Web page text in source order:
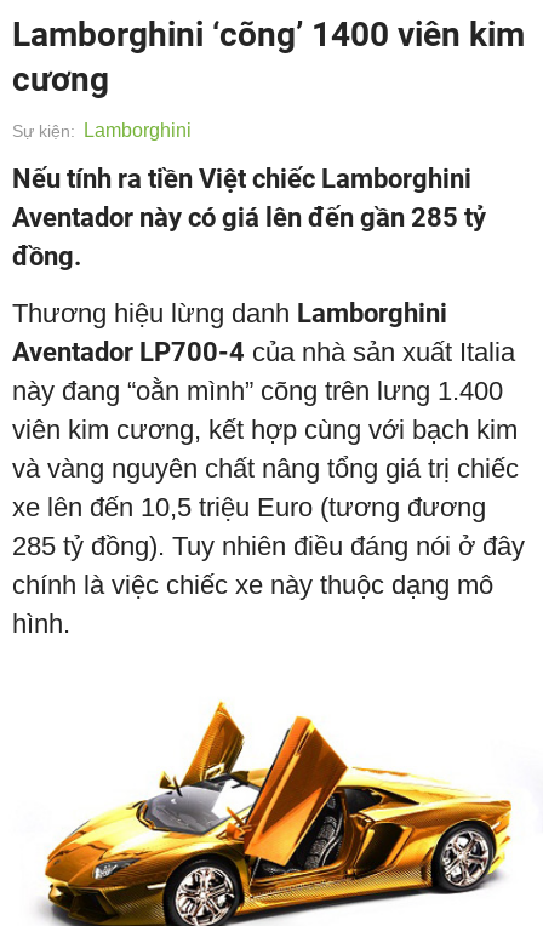
Lamborghini ‘cõng’ 1400 viên kim
cương
Sự kiện: Lamborghini
Nếu tính ra tiền Việt chiếc Lamborghini
Aventador này có giá lên đến gần 285 tỷ
đồng.
Thương hiệu lừng danh Lamborghini
Aventador LP700-4 của nhà sản xuất Italia
này đang “oằn mình” cõng trên lưng 1.400
viên kim cương, kết hợp cùng với bạch kim
và vàng nguyên chất nâng tổng giá trị chiếc
xe lên đến 10,5 triệu Euro (tương đương
285 tỷ đồng). Tuy nhiên điều đáng nói ở đây
chính là việc chiếc xe này thuộc dạng mô
hình.